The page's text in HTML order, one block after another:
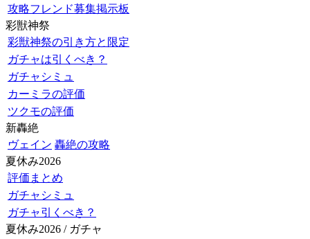
攻略フレンド募集掲示板
彩獣神祭
彩獣神祭の引き方と限定
ガチャは引くべき？
ガチャシミュ
カーミラの評価
ツクモの評価
新轟絶
ヴェイン 轟絶の攻略
夏休み2026
評価まとめ
ガチャシミュ
ガチャ引くべき？
夏休み2026 / ガチャ